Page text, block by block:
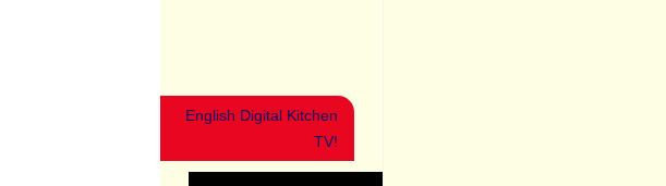
English Digital Kitchen
TV!